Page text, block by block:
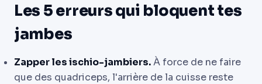
Les 5 erreurs qui bloquent tes
jambes
Zapper les ischio-jambiers.À force de ne faire
que des quadriceps, l'arrière de la cuisse reste